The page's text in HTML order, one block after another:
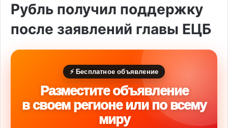
Рубль получил поддержку
после заявлений главы ЕЦБ
⚡ Бесплатное объявление
Разместите объявление
в своем регионе или по всему
миру